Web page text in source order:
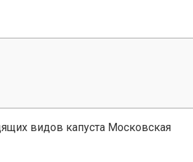
видов капуста Московская